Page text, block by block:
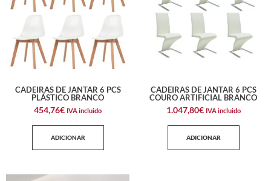
CADEIRAS DE JANTAR 6 PCS
PLÁSTICO BRANCO
454,76€ IVA incluido
ADICIONAR
CADEIRAS DE JANTAR 6 PCS
COURO ARTIFICIAL BRANCO
1.047,80€ IVA incluido
ADICIONAR